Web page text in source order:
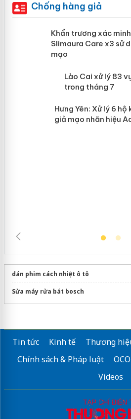
Chống hàng giả
Khẩn trương xác
Slimaura Care x3 sử
mạo
Lào Cai xử lý 83
mại trong tháng 7
dán phim cách nhiệt ô tô
Sửa máy rửa bát bosch
Tin tức Kinh tế Thương
Chính sách & Pháp luật
Videos